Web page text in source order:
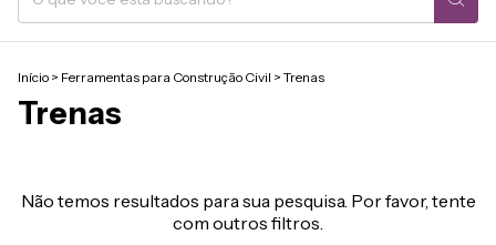
Início > Ferramentas para Construção Civil > Trenas
Trenas
Não temos resultados para sua pesquisa. Por favor, tente
com outros filtros.